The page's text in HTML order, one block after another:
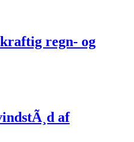
regn- og
af